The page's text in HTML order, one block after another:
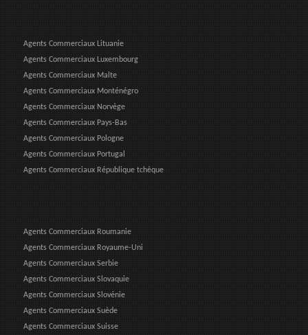
Agents Commerciaux Lituanie
Agents Commerciaux Luxembourg
Agents Commerciaux Malte
Agents Commerciaux Monténégro
Agents Commerciaux Norvège
Agents Commerciaux Pays-Bas
Agents Commerciaux Pologne
Agents Commerciaux Portugal
Agents Commerciaux République tchèque
Agents Commerciaux Roumanie
Agents Commerciaux Royaume-Uni
Agents Commerciaux Serbie
Agents Commerciaux Slovaquie
Agents Commerciaux Slovénie
Agents Commerciaux Suède
Agents Commerciaux Suisse